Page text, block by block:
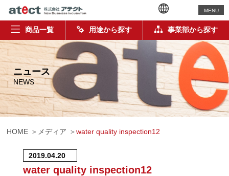
MENU
商品一覧 用途から探す 事業部から探す
ニュース
NEWS
HOME メディア water quality inspection12
2019.04.20
water quality inspection12